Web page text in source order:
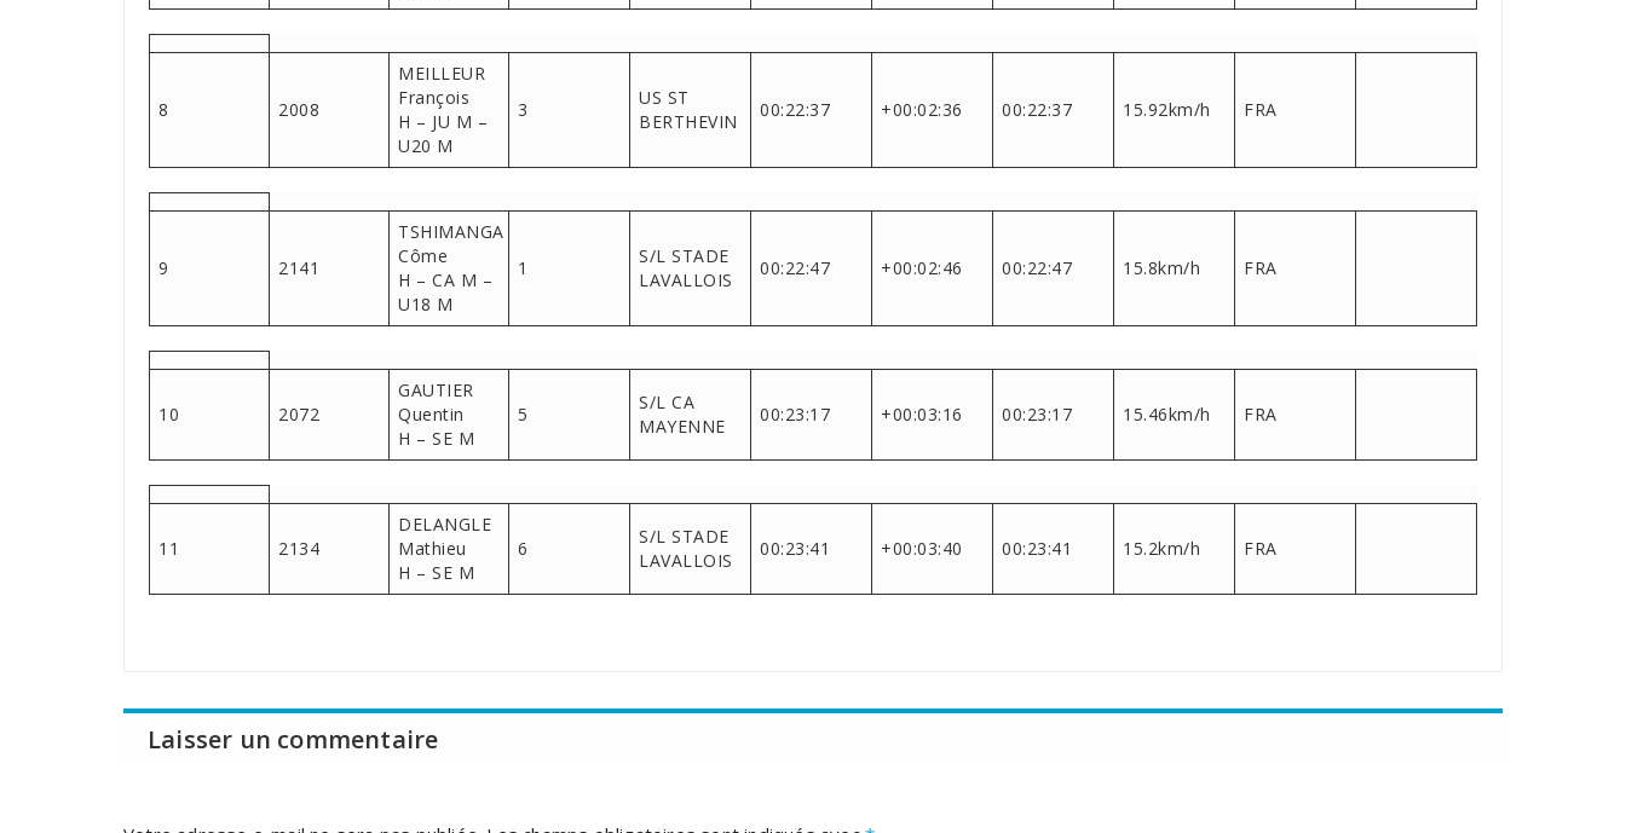
8 2008
MEILLEUR
François
H – JU M –
U20 M
3
US ST
BERTHEVIN
00:22:37 +00:02:36 00:22:37 15.92km/h FRA
9 2141
TSHIMANGA
Côme
H – CA M –
U18 M
1
S/L STADE
LAVALLOIS
00:22:47 +00:02:46 00:22:47 15.8km/h FRA
10 2072
GAUTIER
Quentin
H – SE M
5
S/L CA
MAYENNE
00:23:17 +00:03:16 00:23:17 15.46km/h FRA
11 2134
DELANGLE
Mathieu
H – SE M
6
S/L STADE
LAVALLOIS
00:23:41 +00:03:40 00:23:41 15.2km/h FRA
Laisser un commentaire